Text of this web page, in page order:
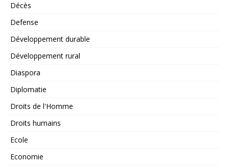
Décès
Defense
Développement durable
Développement rural
Diaspora
Diplomatie
Droits de l'Homme
Droits humains
Ecole
Economie